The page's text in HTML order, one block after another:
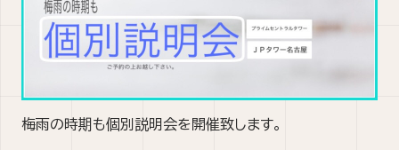
梅雨の時期も個別説明会を開催致します。